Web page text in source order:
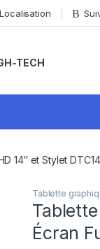
Localisation
TECH
14″ et Stylet
Tablette
Écran